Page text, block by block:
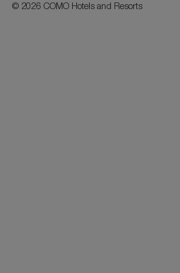
© 2026 COMO Hotels and Resorts